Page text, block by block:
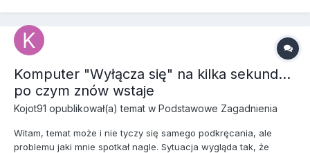
Komputer "Wyłącza się" na kilka sekund...
po czym znów wstaje
Kojot91 opublikował(a) temat w Podstawowe Zagadnienia
Witam, temat może i nie tyczy się samego podkręcania, ale
problemu jaki mnie spotkał nagle. Sytuacja wygląda tak, że